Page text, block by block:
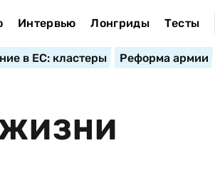
Интервью Лонгриды Тесты
в ЕС: кластеры Реформа армии
ЖИЗНИ